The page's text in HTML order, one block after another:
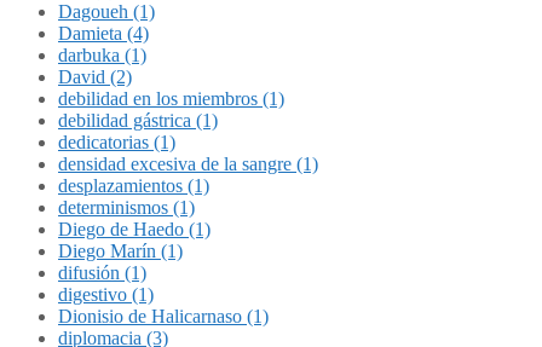
Dagoueh (1)
Damieta (4)
darbuka (1)
David (2)
debilidad en los miembros (1)
debilidad gástrica (1)
dedicatorias (1)
densidad excesiva de la sangre (1)
desplazamientos (1)
determinismos (1)
Diego de Haedo (1)
Diego Marín (1)
difusión (1)
digestivo (1)
Dionisio de Halicarnaso (1)
diplomacia (3)